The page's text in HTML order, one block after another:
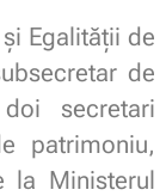
Egalității de
de
secretari
patrimoniu,
la Ministerul